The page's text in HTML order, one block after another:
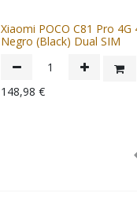
Xiaomi POCO C81 Pro 4G
Negro (Black) Dual SIM
148,98 €